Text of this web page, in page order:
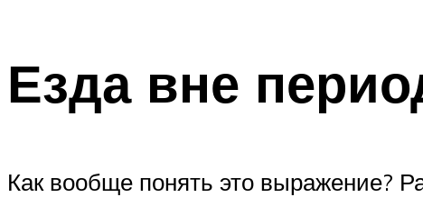
Езда вне
Как вообще понять это выражение?